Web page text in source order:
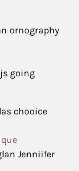
ornography
going
chooice
Jenniifer